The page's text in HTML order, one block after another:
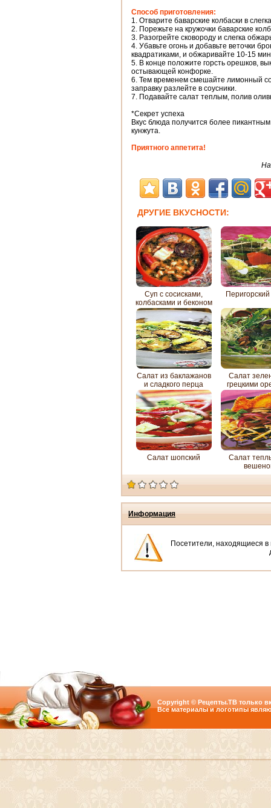
Способ приготовления:
1. Отварите баварские колбаски в
2. Порежьте на кружочки баварские
3. Разогрейте сковороду и слегка
4. Убавьте огонь и добавьте веточки
квадратиками, и обжаривайте 10-15
5. В конце положите горсть орешков,
остывающей конфорке.
6. Тем временем смешайте лимонный
заправку разлейте в соусники.
7. Подавайте салат теплым, полив
*Секрет успеха
Вкус блюда получится более
кунжута.
Приятного аппетита!
ДРУГИЕ ВКУСНОСТИ:
Суп с сосисками,
колбасками и беконом
по-итальянски
Салат из баклажанов
и сладкого перца
Салат
грецкими
Салат шопский
Салат
Информация
Посетители, находящиеся в
Copyright © Рецепты.ТВ только
Все материалы и логотипы